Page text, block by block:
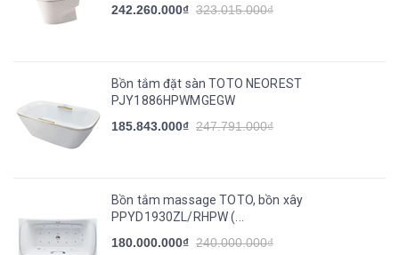
242.260.000₫ 323.015.000₫
Bồn tắm đặt sàn TOTO NEOREST
PJY1886HPWMGEGW
185.843.000₫ 247.791.000₫
Bồn tắm massage TOTO, bồn xây
PPYD1930ZL/RHPW (...
180.000.000₫ 240.000.000₫